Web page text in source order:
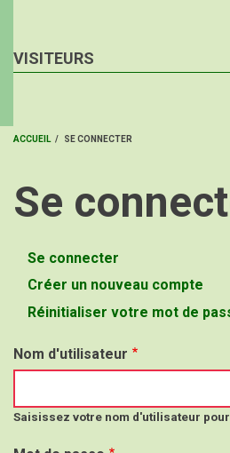
VISITEURS
D'ARIANE
ACCUEIL / SE CONNECTER
Se
Onglets
principaux
Se connecter
actif)
Créer un nouveau compte
Réinitialiser votre mot de
Nom d'utilisateur
Saisissez votre nom d'utilisateur pour